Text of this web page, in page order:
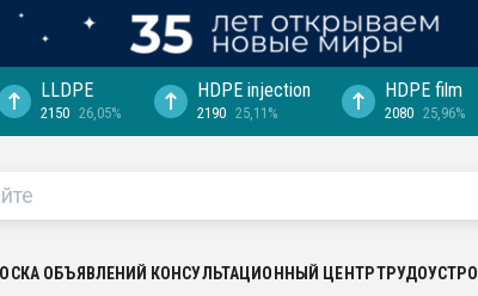
LLDPE
2150 26,05%
HDPE injection
2190 25,11%
HDPE film
2080 25,96%
ОБЪЯВЛЕНИЙ КОНСУЛЬТАЦИОННЫЙ ЦЕНТР